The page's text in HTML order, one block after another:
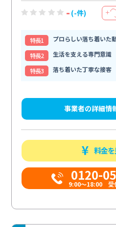
- (-件) ＋
特⻑1
プロらしい落ち着いた
特⻑2
生活を支える専門意識
特⻑3
落ち着いた丁寧な接客
事業者の詳細情
料金
0120-
9:00〜18:00